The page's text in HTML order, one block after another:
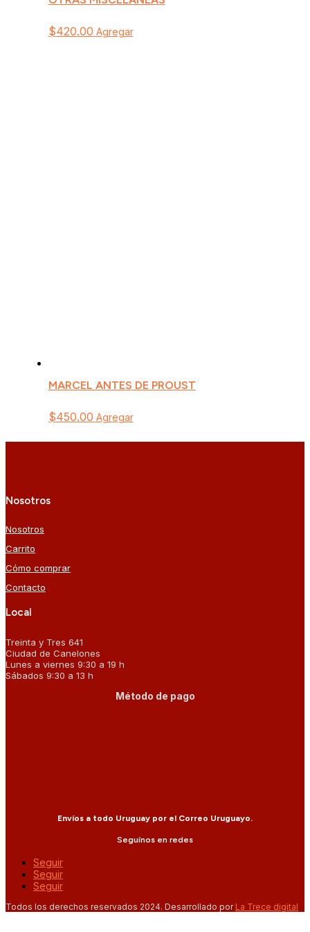
$420.00 Agregar
MARCEL ANTES DE PROUST
$450.00 Agregar
Nosotros
Nosotros
Carrito
Cómo comprar
Contacto
Local
Treinta y Tres 641
Ciudad de Canelones
Lunes a viernes 9:30 a 19 h
Sábados 9:30 a 13 h
Método de pago
Envíos a todo Uruguay por el Correo Uruguayo.
Seguínos en redes
Seguir
Seguir
Seguir
Todos los derechos reservados 2024. Desarrollado por La Trece digital